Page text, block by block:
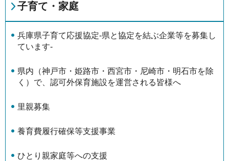
子育て・家庭
兵庫県子育て応援協定-県と協定を結ぶ企業等を募集し
ています-
県内（神戸市・姫路市・西宮市・尼崎市・明石市を除
く）で、認可外保育施設を運営される皆様へ
里親募集
養育費履行確保等支援事業
ひとり親家庭等への支援